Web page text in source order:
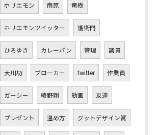
ホリエモン 南原 竜樹
ホリエモンツイッター 護衛門
ひろゆき カレーパン 管理 議員
大川功 ブローカー twitter 作業員
ガーシー 綾野剛 動画 友達
プレゼント 温め方 グットデザイン賞